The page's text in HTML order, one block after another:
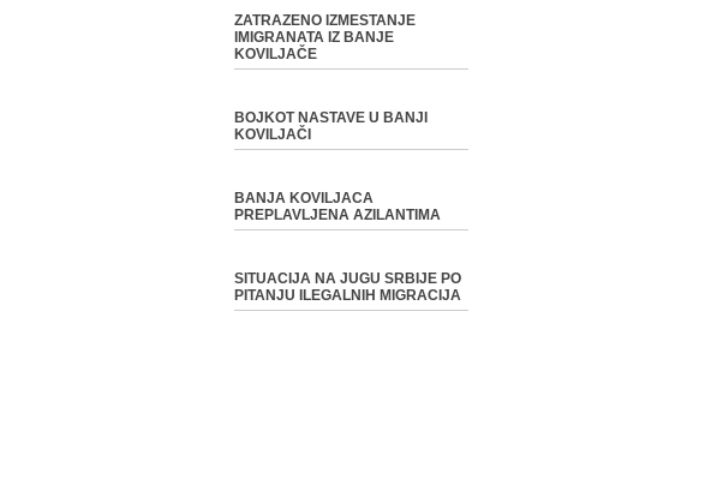
ZATRAZENO IZMESTANJE
IMIGRANATA IZ BANJE
KOVILJAČE
BOJKOT NASTAVE U BANJI
KOVILJAČI
BANJA KOVILJACA
PREPLAVLJENA AZILANTIMA
SITUACIJA NA JUGU SRBIJE PO
PITANJU ILEGALNIH MIGRACIJA